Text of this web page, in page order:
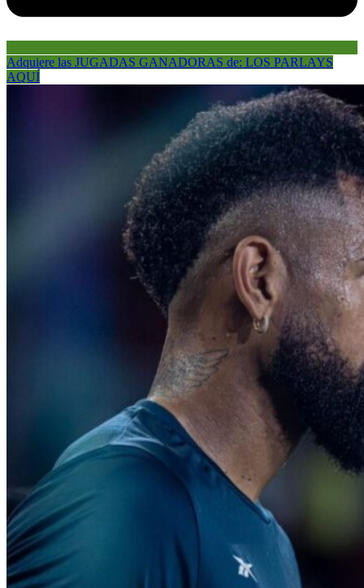
Adquiere las JUGADAS GANADORAS de: LOS PARLAYS
AQUÍ